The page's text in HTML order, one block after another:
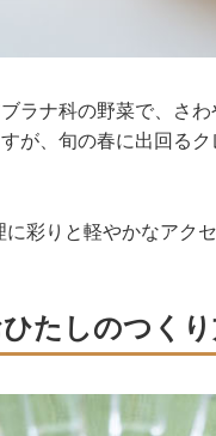
ラナ科の野菜で、さ
が、旬の春に出回る
彩りと軽やかなアク
たしのつく